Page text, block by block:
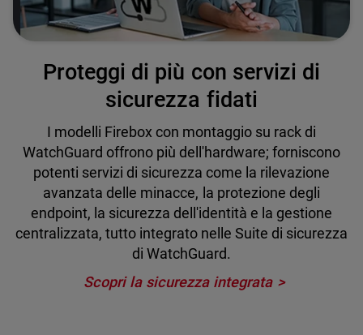
Proteggi di più con servizi di
sicurezza fidati
I modelli Firebox con montaggio su rack di
WatchGuard offrono più dell'hardware; forniscono
potenti servizi di sicurezza come la rilevazione
avanzata delle minacce, la protezione degli
endpoint, la sicurezza dell'identità e la gestione
centralizzata, tutto integrato nelle Suite di sicurezza
di WatchGuard.
Scopri la sicurezza integrata